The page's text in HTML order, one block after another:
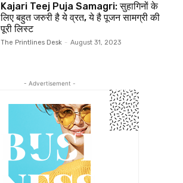
Kajari Teej Puja Samagri: सुहागिनों के
लिए बहुत जरुरी है ये व्रत, ये है पूजन सामग्री की
पूरी लिस्ट
The Printlines Desk - August 31, 2023
- Advertisement -